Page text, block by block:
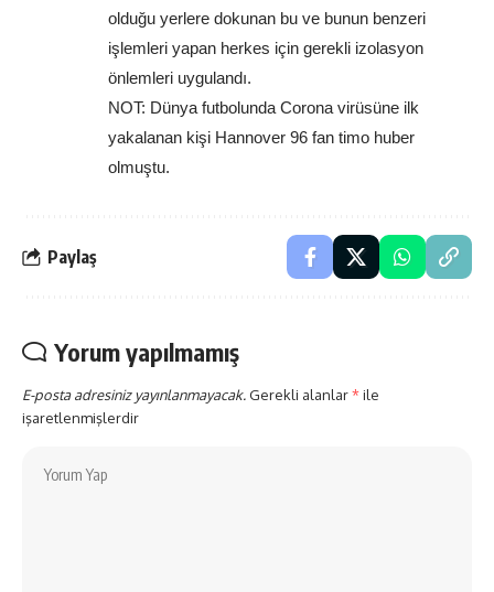
olduğu yerlere dokunan bu ve bunun benzeri
işlemleri yapan herkes için gerekli izolasyon
önlemleri uygulandı.
NOT: Dünya futbolunda Corona virüsüne ilk
yakalanan kişi Hannover 96 fan timo huber
olmuştu.
Paylaş
Yorum yapılmamış
E-posta adresiniz yayınlanmayacak. Gerekli alanlar*ile
işaretlenmişlerdir